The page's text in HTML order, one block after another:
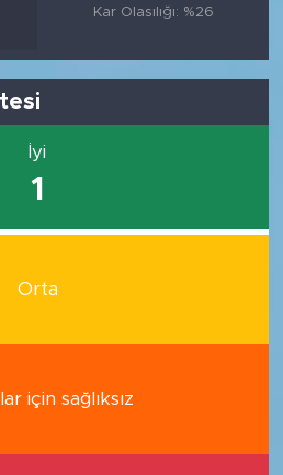
Kar Olasılığı: %26
İyi
1
Orta
için sağlıksız